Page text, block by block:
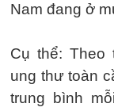
Nam đang ở
Cụ thể: Theo
ung thư toàn
trung bình